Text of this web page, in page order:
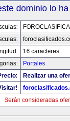
dominio lo
16 caracteres
Portales
Realizar una
Serán consideradas